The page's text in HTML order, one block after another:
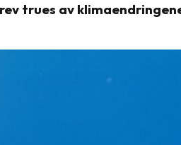
trues av